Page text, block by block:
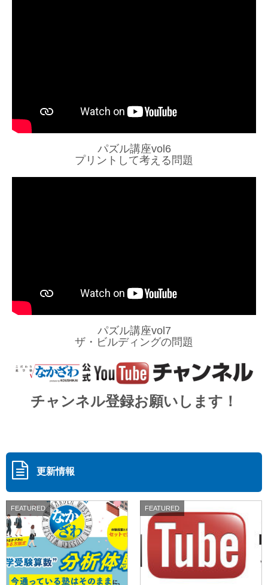
パズル講座vol6
プリントして考える問題
パズル講座vol7
ザ・ビルディングの問題
チャンネル登録お願いします！
更新情報
FEATURED FEATURED